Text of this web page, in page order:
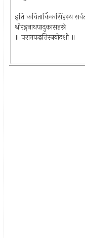
इति कवितार्किकसिंहस्य
श्रीरङ्गनाथपादुकासहस्रे
॥ परागपद्धतिस्त्रयोदशी ॥